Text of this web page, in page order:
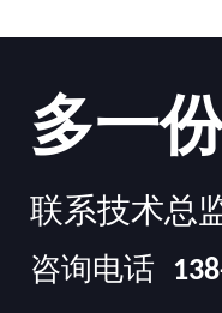
多一
联系技术总
咨询电话